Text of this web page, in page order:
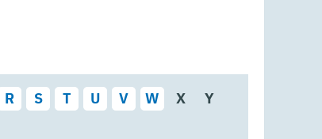
R S T U V W X
Y